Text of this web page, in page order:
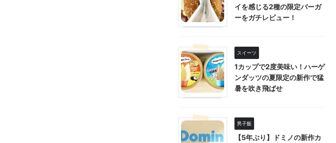
イを感じる2種の限定バーガ
ーをガチレビュー！
スイーツ
1カップで2度美味い！ハーゲ
ンダッツの夏限定の新作で猛
暑を吹き飛ばせ
男子飯
【5年ぶり】ドミノの新作カ